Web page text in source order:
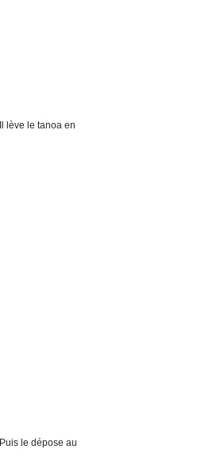
Il lève le tanoa en
Puis le dépose au